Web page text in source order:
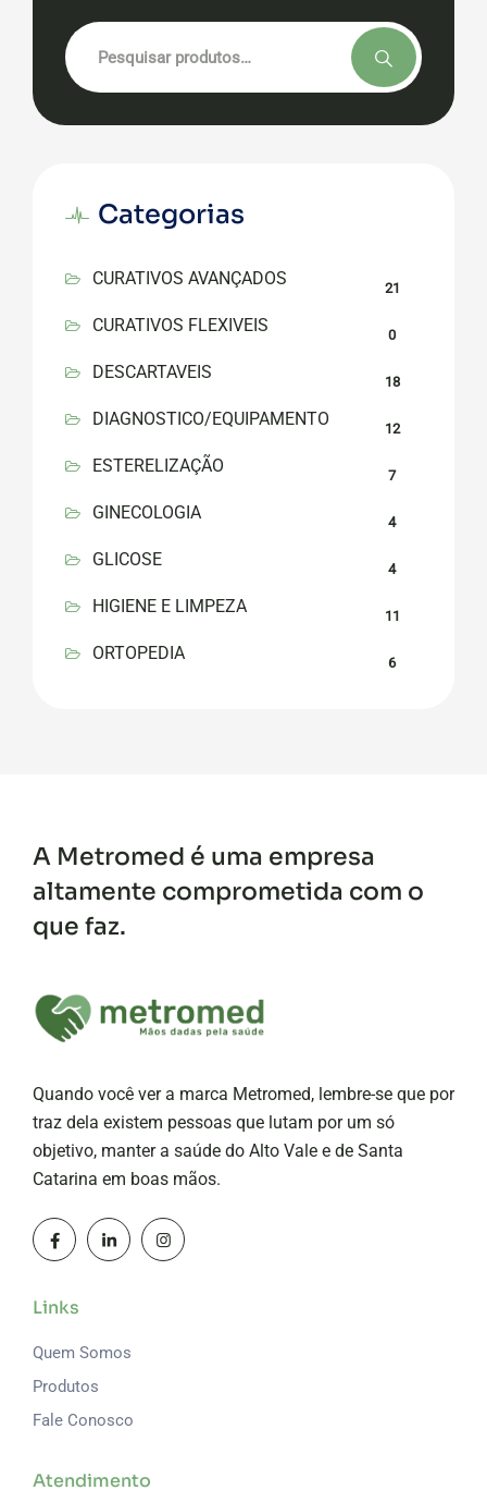
Pesquisar
por:
Categorias
CURATIVOS AVANÇADOS 21
CURATIVOS FLEXIVEIS 0
DESCARTAVEIS 18
DIAGNOSTICO/EQUIPAMENTO 12
ESTERELIZAÇÃO 7
GINECOLOGIA 4
GLICOSE 4
HIGIENE E LIMPEZA 11
ORTOPEDIA 6
A Metromed é uma empresa
altamente comprometida com o
que faz.
Quando você ver a marca Metromed, lembre-se que por
traz dela existem pessoas que lutam por um só
objetivo, manter a saúde do Alto Vale e de Santa
Catarina em boas mãos.
Links
Quem Somos
Produtos
Fale Conosco
Atendimento